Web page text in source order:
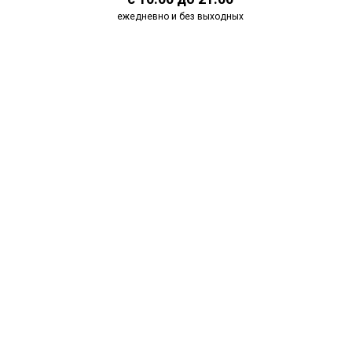
ежедневно и без выходных